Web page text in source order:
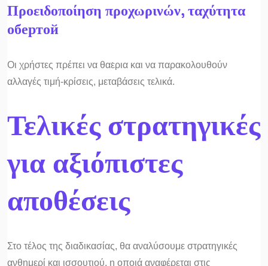
Προειδοποίηση προχωρινών, ταχύτητα
обертой
Οι χρήστες πρέπει να θα͘ερια και να παρακολουθούν
αλλαγές τιμή-κρίσεις, μεταβάσεις τελικά.
Τελικές στρατηγικές
για αξιόπιστες
αποθέσεις
Στο τέλος της διαδικασίας, θα αναλύσουμε στρατηγικές
ανθημερί και ισσουτιού, η οποιά αναφέρεται στις